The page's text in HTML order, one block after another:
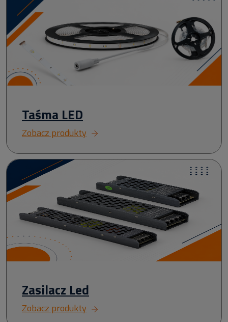
Taśma LED
Zobacz produkty
Zasilacz Led
Zobacz produkty